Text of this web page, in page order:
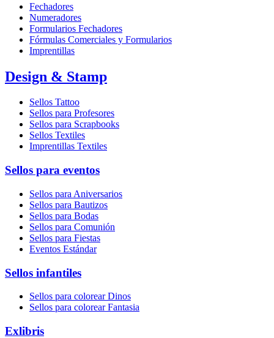
Fechadores
Numeradores
Formularios Fechadores
Fórmulas Comerciales y Formularios
Imprentillas
Design & Stamp
Sellos Tattoo
Sellos para Profesores
Sellos para Scrapbooks
Sellos Textiles
Imprentillas Textiles
Sellos para eventos
Sellos para Aniversarios
Sellos para Bautizos
Sellos para Bodas
Sellos para Comunión
Sellos para Fiestas
Eventos Estándar
Sellos infantiles
Sellos para colorear Dinos
Sellos para colorear Fantasia
Exlibris